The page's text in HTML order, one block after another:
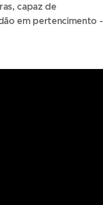
capaz de
em pertencimento -